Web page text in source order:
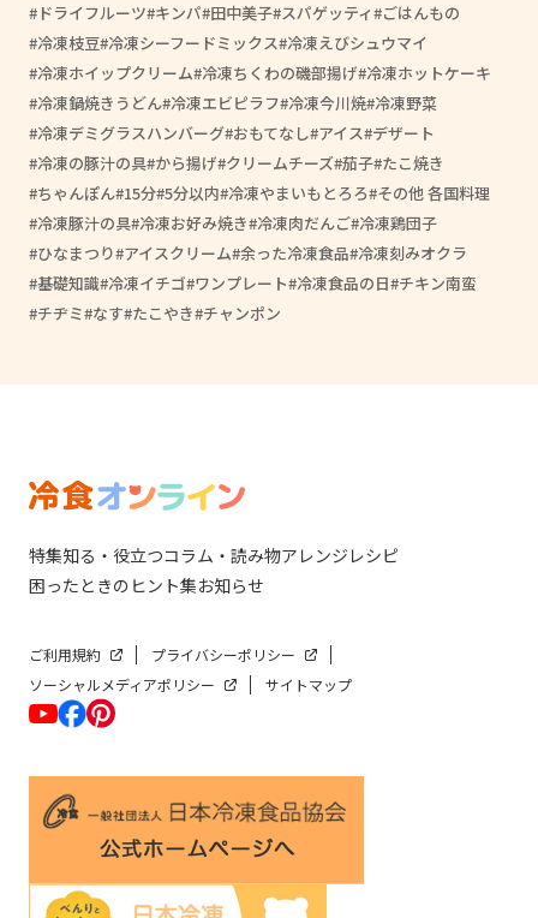
ドライフルーツ キンパ 田中美子 スパゲッティ
ごはんもの
冷凍枝豆 冷凍シーフードミックス 冷凍えびシュウマイ
冷凍ホイップクリーム 冷凍ちくわの磯部揚げ 冷凍ホットケーキ
冷凍鍋焼きうどん 冷凍エビピラフ 冷凍今川焼 冷凍野菜
冷凍デミグラスハンバーグ おもてなし アイス デザート
冷凍の豚汁の具 から揚げ クリームチーズ 茄子 たこ焼き
ちゃんぽん 15分 5分以内 冷凍やまいもとろろ その他 各国料理
冷凍豚汁の具 冷凍お好み焼き 冷凍肉だんご 冷凍鶏団子
ひなまつり アイスクリーム 余った冷凍食品 冷凍刻みオクラ
基礎知識 冷凍イチゴ ワンプレート 冷凍食品の日 チキン南蛮
チヂミ なす たこやき チャンポン
特集知る・役立つコラム・読み物アレンジレシピ
困ったときのヒント集お知らせ
ご利用規約
プライバシーポリシー
ソーシャルメディアポリシー
サイトマップ